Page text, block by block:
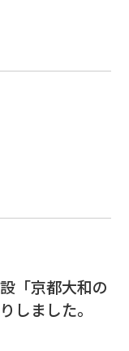
「京都大和の
しました。